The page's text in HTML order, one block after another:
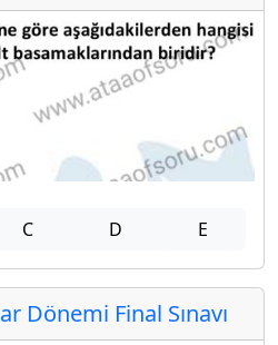
C D E
Dönemi Final Sınavı